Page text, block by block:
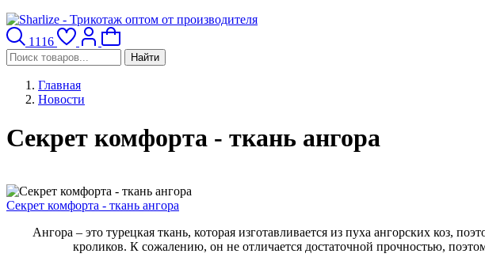
1116
Найти
Главная
Новости
Секрет комфорта - ткань ангора
Секрет комфорта - ткань ангора
Ангора – это турецкая ткань, которая изготавливается из пуха ангорских коз,
кроликов. К сожалению, он не отличается достаточной прочностью,